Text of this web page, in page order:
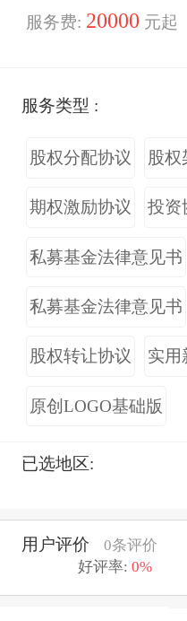
服务费: 20000 元起
服务类型 :
股权分配协议 股权
期权激励协议 投资
私募基金法律意见书
私募基金法律意见书
股权转让协议 实用
原创LOGO基础版
已选地区:
用户评价
0条评价
好评率: 0%